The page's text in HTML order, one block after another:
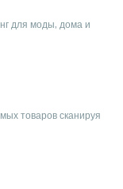
для моды, дома и
товаров сканируя